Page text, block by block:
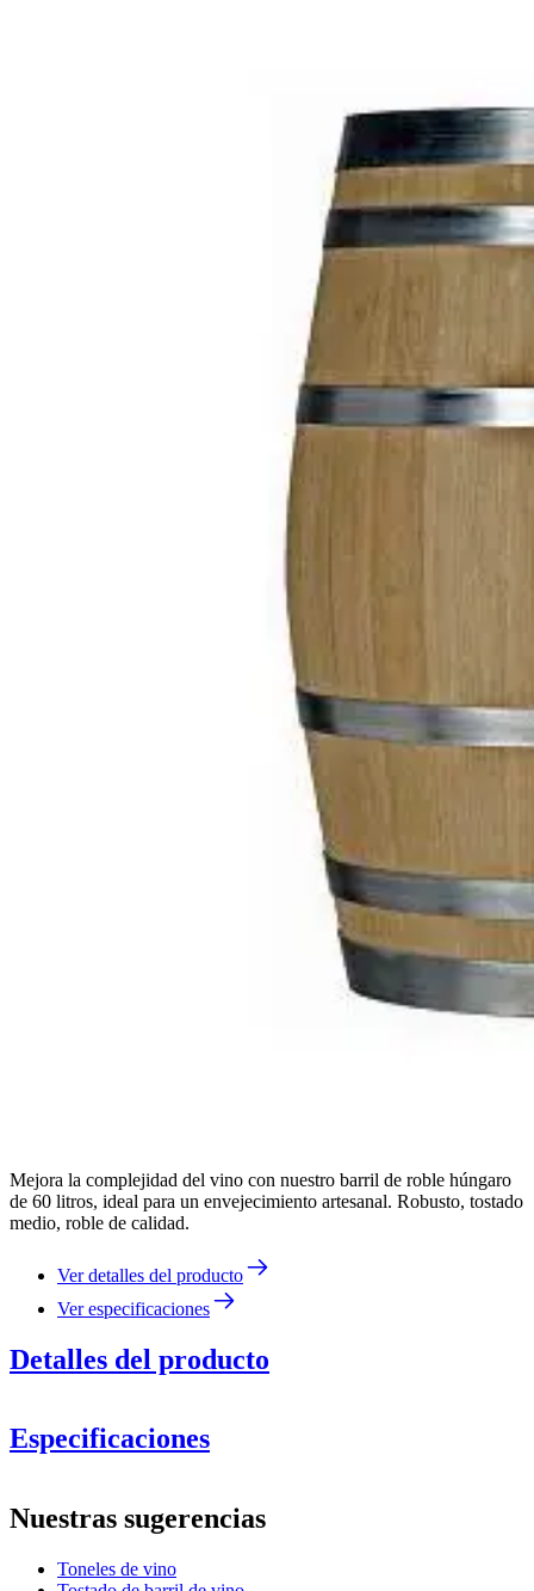
Mejora la complejidad del vino con nuestro barril de roble húngaro
de 60 litros, ideal para un envejecimiento artesanal. Robusto, tostado
medio, roble de calidad.
Ver detalles del producto
Ver especificaciones
Detalles del producto
Especificaciones
Número de productoWOB-HM60-L
Dimensiones (AnxAlxP cm)
Nuestras sugerencias
Toneles de vino